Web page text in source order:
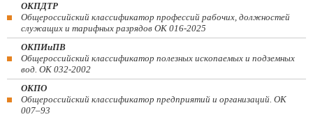
ОКПДТР
Общероссийский классификатор профессий рабочих, должностей
служащих и тарифных разрядов ОК 016-2025
ОКПИиПВ
Общероссийский классификатор полезных ископаемых и подземных
вод. ОК 032-2002
ОКПО
Общероссийский классификатор предприятий и организаций. ОК
007–93